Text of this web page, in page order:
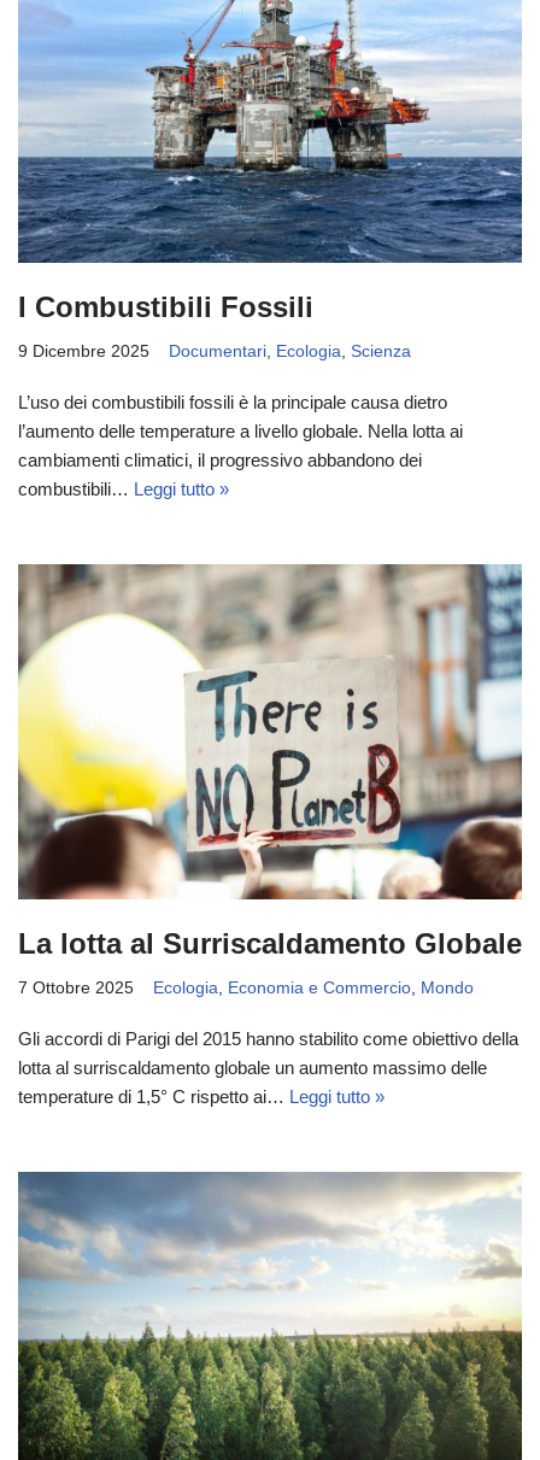
I Combustibili Fossili
9 Dicembre 2025 Documentari Ecologia Scienza
L’uso dei combustibili fossili è la principale causa dietro
l’aumento delle temperature a livello globale. Nella lotta ai
cambiamenti climatici, il progressivo abbandono dei
combustibili… Leggi tutto »
La lotta al Surriscaldamento Globale
7 Ottobre 2025 Ecologia, Economia e Commercio, Mondo
Gli accordi di Parigi del 2015 hanno stabilito come obiettivo della
lotta al surriscaldamento globale un aumento massimo delle
temperature di 1,5° C rispetto ai… Leggi tutto »